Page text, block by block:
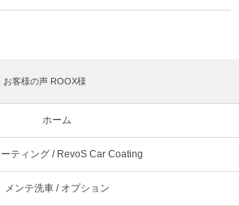
お客様の声 ROOX様
ホーム
ティング / RevoS Car Coating
メンテ洗車 / オプション